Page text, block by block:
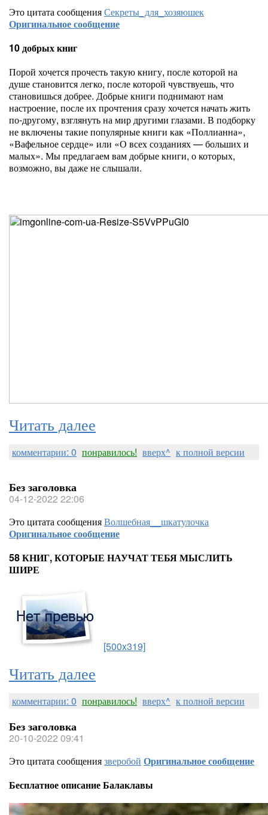
Это цитата сообщенияСекреты_для_хозяюшек
Оригинальное сообщение
10 добрых книг
Порой хочется прочесть такую книгу, после которой на
душе становится легко, после которой чувствуешь, что
становишься добрее. Добрые книги поднимают нам
настроение, после их прочтения сразу хочется начать жить
по-другому, взглянуть на мир другими глазами. В подборку
не включены такие популярные книги как «Поллианна»,
«Вафельное сердце» или «О всех созданиях — больших и
малых». Мы предлагаем вам добрые книги, о которых,
возможно, вы даже не слышали.
Читать далее
комментарии: 0 понравилось! вверх^ к полной версии
Без заголовка
04-12-2022 22:06
Это цитата сообщенияВолшебная__шкатулочка
Оригинальное сообщение
58 КНИГ, КОТОРЫЕ НАУЧАТ ТЕБЯ МЫСЛИТЬ
ШИРЕ
[500x319]
Читать далее
комментарии: 0 понравилось! вверх^ к полной версии
Без заголовка
20-10-2022 09:41
Это цитата сообщениязверобой Оригинальное сообщение
Бесплатное описание Балаклавы